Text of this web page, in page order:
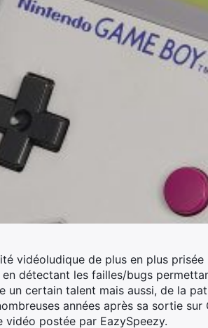
vidéoludique de plus en plus
détectant les failles/bugs
un certain talent mais aussi, de la
années après sa sortie
vidéo postée par EazySpeezy.